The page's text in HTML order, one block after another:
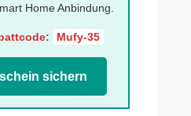
Home Anbindung.
Mufy-35
sichern